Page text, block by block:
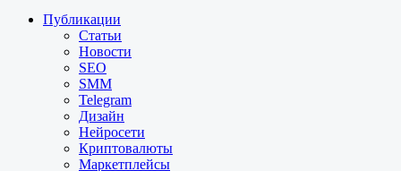
Публикации
Статьи
Новости
SEO
SMM
Telegram
Дизайн
Нейросети
Криптовалюты
Маркетплейсы